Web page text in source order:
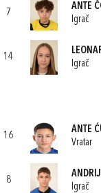
7
ANTE
Igrač
14
Igrač
16
ANTE
Vratar
8
Igrač